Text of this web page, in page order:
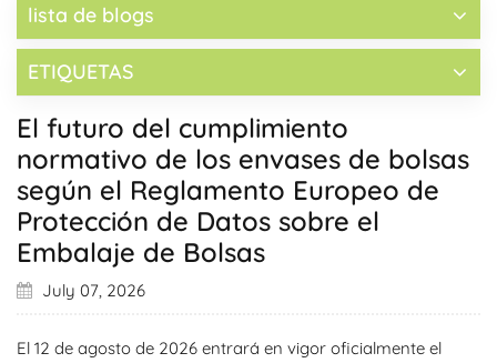
lista de blogs
ETIQUETAS
El futuro del cumplimiento
normativo de los envases de bolsas
según el Reglamento Europeo de
Protección de Datos sobre el
Embalaje de Bolsas
July 07, 2026
El 12 de agosto de 2026 entrará en vigor oficialmente el